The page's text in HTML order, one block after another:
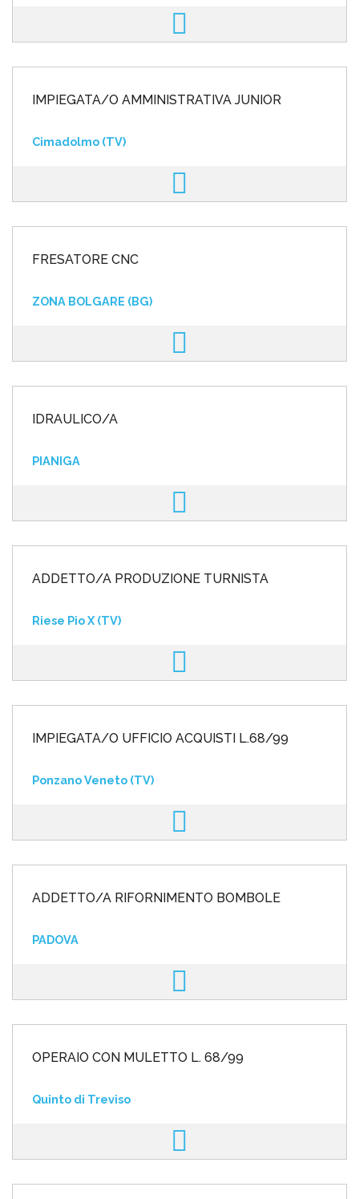
IMPIEGATA/O AMMINISTRATIVA JUNIOR
Cimadolmo (TV)
FRESATORE CNC
ZONA BOLGARE (BG)
IDRAULICO/A
PIANIGA
ADDETTO/A PRODUZIONE TURNISTA
Riese Pio X (TV)
IMPIEGATA/O UFFICIO ACQUISTI L.68/99
Ponzano Veneto (TV)
ADDETTO/A RIFORNIMENTO BOMBOLE
PADOVA
OPERAIO CON MULETTO L. 68/99
Quinto di Treviso